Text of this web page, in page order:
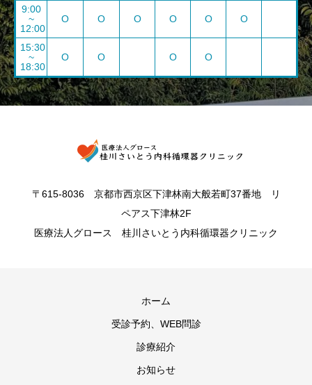
9:00
~
12:00
O O O O O O
15:30
~
18:30
O O O O
〒615-8036 京都市西京区下津林南大般若町37番地 リ
ペアス下津林2F
医療法人グロース 桂川さいとう内科循環器クリニック
ホーム
受診予約、WEB問診
診療紹介
お知らせ